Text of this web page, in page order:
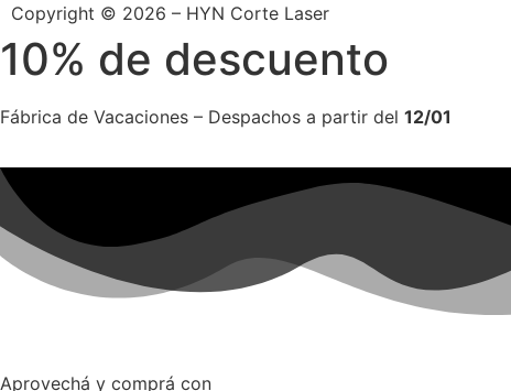
Copyright © 2026 – HYN Corte Laser
10% de descuento
Fábrica de Vacaciones – Despachos a partir del 12/01
Aprovechá y comprá con